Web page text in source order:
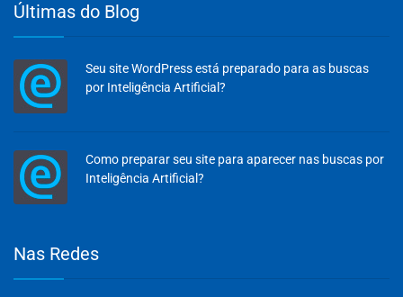
Últimas do Blog
Seu site WordPress está preparado para as buscas
por Inteligência Artificial?
Como preparar seu site para aparecer nas buscas por
Inteligência Artificial?
Nas Redes
Olá, insira seus dados para continuar.